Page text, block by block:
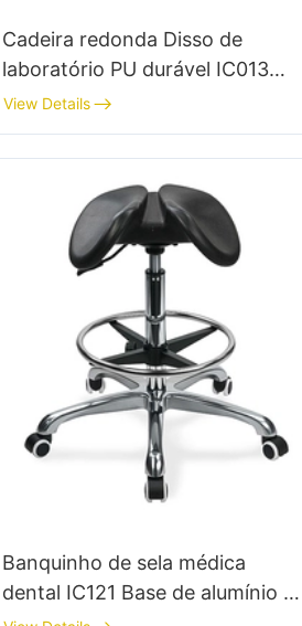
Cadeira redonda Disso de
laboratório PU durável IC013
com altura de espuma integral
anel de pé ajustável
View Details
Banquinho de sela médica
dental IC121 Base de alumínio de